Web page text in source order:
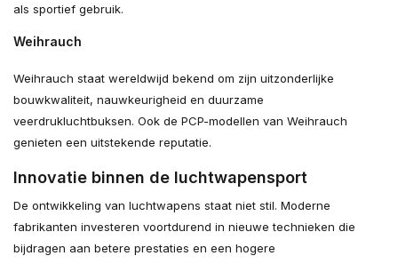
als sportief gebruik.
Weihrauch
Weihrauch staat wereldwijd bekend om zijn uitzonderlijke
bouwkwaliteit, nauwkeurigheid en duurzame
veerdrukluchtbuksen. Ook de PCP-modellen van Weihrauch
genieten een uitstekende reputatie.
Innovatie binnen de luchtwapensport
De ontwikkeling van luchtwapens staat niet stil. Moderne
fabrikanten investeren voortdurend in nieuwe technieken die
bijdragen aan betere prestaties en een hogere